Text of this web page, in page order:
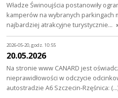
Władze Świnoujścia postanowiły
kamperów na wybranych parkingach
najbardziej atrakcyjne turystycznie…
2026-05-20, godz. 10:55
20.05.2026
Na stronie www CANARD jest
nieprawidłowości w odczycie
autostradzie A6 Szczecin-Rzęśnica: